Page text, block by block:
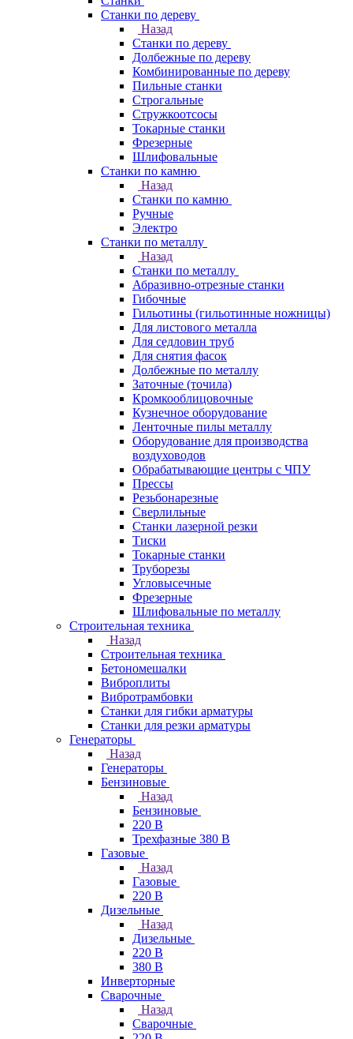
Станки по дереву
Назад
Станки по дереву
Долбежные по дереву
Комбинированные по дереву
Пильные станки
Строгальные
Стружкоотсосы
Токарные станки
Фрезерные
Шлифовальные
Станки по камню
Назад
Станки по камню
Ручные
Электро
Станки по металлу
Назад
Станки по металлу
Абразивно-отрезные станки
Гибочные
Гильотины (гильотинные ножницы)
Для листового металла
Для седловин труб
Для снятия фасок
Долбежные по металлу
Заточные (точила)
Кромкооблицовочные
Кузнечное оборудование
Ленточные пилы металлу
Оборудование для производства
воздуховодов
Обрабатывающие центры с ЧПУ
Прессы
Резьбонарезные
Сверлильные
Станки лазерной резки
Тиски
Токарные станки
Труборезы
Угловысечные
Фрезерные
Шлифовальные по металлу
Строительная техника
Назад
Строительная техника
Бетономешалки
Виброплиты
Вибротрамбовки
Станки для гибки арматуры
Станки для резки арматуры
Генераторы
Назад
Генераторы
Бензиновые
Назад
Бензиновые
220 В
Трехфазные 380 В
Газовые
Назад
Газовые
220 В
Дизельные
Назад
Дизельные
220 В
380 В
Инверторные
Сварочные
Назад
Сварочные